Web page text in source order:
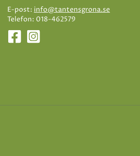
E-post: info@tantensgrona.se
Telefon: 018-462579